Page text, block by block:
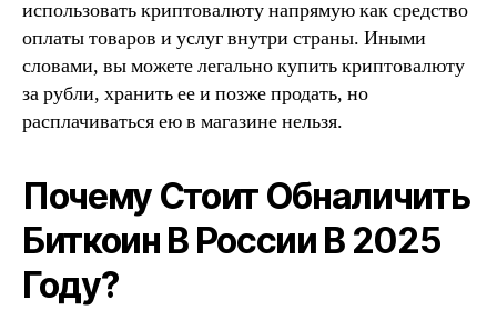
использовать криптовалюту напрямую как средство
оплаты товаров и услуг внутри страны. Иными
словами, вы можете легально купить криптовалюту
за рубли, хранить ее и позже продать, но
расплачиваться ею в магазине нельзя.
Почему Стоит Обналичить
Биткоин В России В 2025
Году?